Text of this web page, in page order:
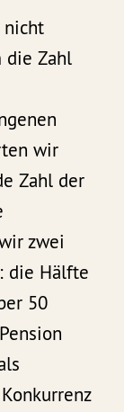
nicht
die Zahl
wir
Zahl der
zwei
die Hälfte
50